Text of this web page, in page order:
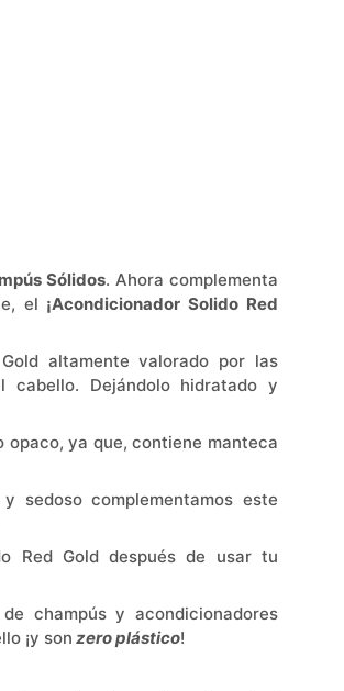
Sólidos. Ahora complementa
el ¡Acondicionador Solido Red
altamente valorado por las
Dejándolo hidratado y
opaco, ya que, contiene manteca
sedoso complementamos este
Red Gold después de usar tu
champús y acondicionadores
¡y son zeroplástico!